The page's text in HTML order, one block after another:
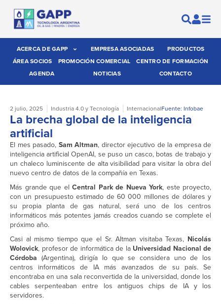
ACERCA DE GAPP EMPRESA ASOCIADAS
PRODUCTOS
ÁREA SOCIOS
PROMOCIÓN COMERCIAL
CENTRO DE FORMACIÓN
AGENDA
NOTICIAS CONTACTO
2 julio, 2025 Industria 4.0 y Tecnología InternacionalFuente: Infobae
La brecha global de la inteligencia
artificial
El mes pasado, Sam Altman, director ejecutivo de la empresa de
inteligencia artificial OpenAI, se puso un casco, botas de trabajo y
un chaleco luminiscente de alta visibilidad para visitar la obra del
nuevo centro de datos de la compañía en Texas.
Más grande que el Central Park de Nueva York, este proyecto,
con un presupuesto estimado de 60 000 millones de dólares y
su propia planta de gas natural, será uno de los centros
informáticos más potentes jamás creados cuando se complete el
próximo año.
Casi al mismo tiempo que el Sr. Altman visitaba Texas, Nicolás
Wolovick, profesor de informática de la Universidad Nacional de
Córdoba (Argentina), dirigía lo que se considera uno de los
centros informáticos de IA más avanzados de su país. Se
encontraba en una sala reconvertida de la universidad, donde los
cables serpenteaban entre los antiguos chips de IA y los
servidores.